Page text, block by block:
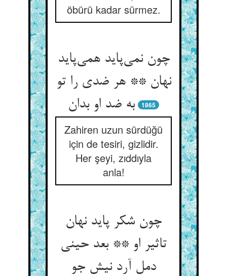
öbürü kadar sürmez.
چون نمی‌‌پاید همی‌‌پاید
نهان ** هر ضدی را تو
1865
Zahiren uzun sürdüğü
için de tesiri, gizlidir.
Her şeyi, zıddıyla
anla!
چون شکر پاید نهان
تاثیر او ** بعد حینی
دمل آرد نیش جو